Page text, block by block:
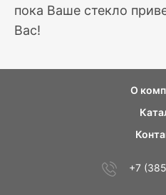
пока Ваше стекло
Вас!
О
+7